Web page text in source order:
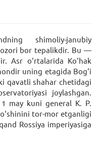
shimoliy-janubiy
bor tepalikdir. Bu —
Asr o‘rtalarida Ko‘hak
uning etagida Bog‘i
qavatli shahar chetidagi
joylashgan.
may kuni general K. P.
tor-mor etganligi
Rossiya imperiyasiga